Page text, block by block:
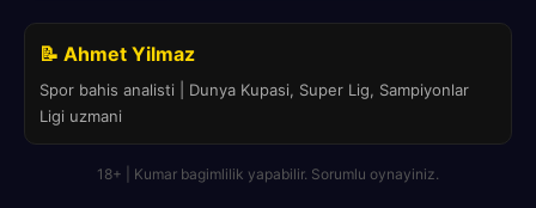
📝 Ahmet Yilmaz
Spor bahis analisti | Dunya Kupasi, Super Lig, Sampiyonlar
Ligi uzmani
18+ | Kumar bagimlilik yapabilir. Sorumlu oynayiniz.